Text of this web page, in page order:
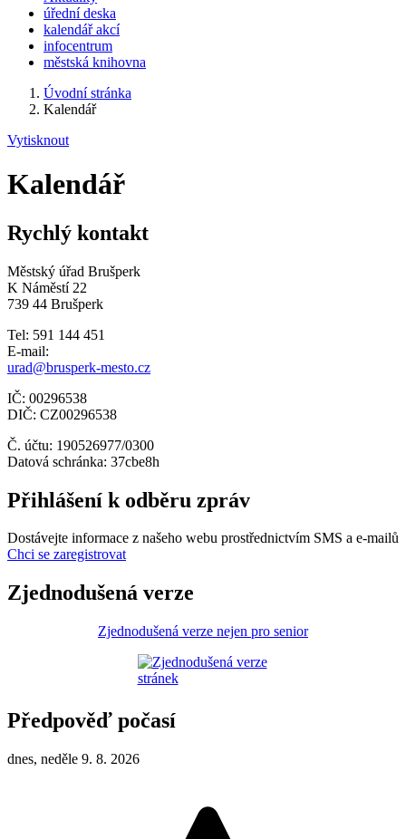
úřední deska
kalendář akcí
infocentrum
městská knihovna
Úvodní stránka
Kalendář
Vytisknout
Kalendář
Rychlý kontakt
Městský úřad Brušperk
K Náměstí 22
739 44 Brušperk
Tel: 591 144 451
E-mail:
urad@brusperk-mesto.cz
IČ: 00296538
DIČ: CZ00296538
Č. účtu: 190526977/0300
Datová schránka: 37cbe8h
Přihlášení k odběru zpráv
Dostávejte informace z našeho webu prostřednictvím SMS a e-mailů
Chci se zaregistrovat
Zjednodušená verze
Zjednodušená verze nejen pro senior
Předpověď počasí
dnes, neděle 9. 8. 2026